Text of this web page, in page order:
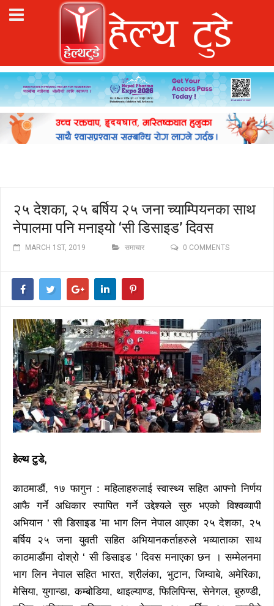
२५ देशका, २५ बर्षिय २५ जना च्याम्पियनका साथ
नेपालमा पनि मनाइयो ‘सी डिसाइड’ दिवस
MARCH 1ST, 2019 समाचार 0 COMMENTS
हेल्थ टुडे,
काठमाडौं, १७ फागुन : महिलाहरुलाई स्वास्थ्य सहित आफ्नो निर्णय
आफै गर्ने अधिकार स्पापित गर्ने उद्देश्यले सुरु भएको विश्वव्यापी
अभियान ‘ सी डिसाइड ’मा भाग लिन नेपाल आएका २५ देशका, २५
बर्षिय २५ जना युवती सहित अभियानकर्ताहरुले भव्याताका साथ
काठमाडौंमा दोश्रो ‘ सी डिसाइड ’ दिवस मनाएका छन । सम्मेलनमा
भाग लिन नेपाल सहित भारत, श्रीलंका, भुटान, जिम्वाबे, अमेरिका,
मेसिया, युगान्डा, कम्बोडिया, थाइल्याण्ड, फिलिपिन्स, सेनेगल, बुरुण्डी,